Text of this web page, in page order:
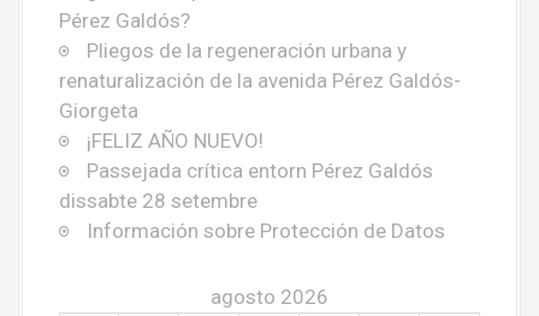
Pérez Galdós?
Pliegos de la regeneración urbana y
renaturalización de la avenida Pérez Galdós-
Giorgeta
¡FELIZ AÑO NUEVO!
Passejada crítica entorn Pérez Galdós
dissabte 28 setembre
Información sobre Protección de Datos
agosto 2026